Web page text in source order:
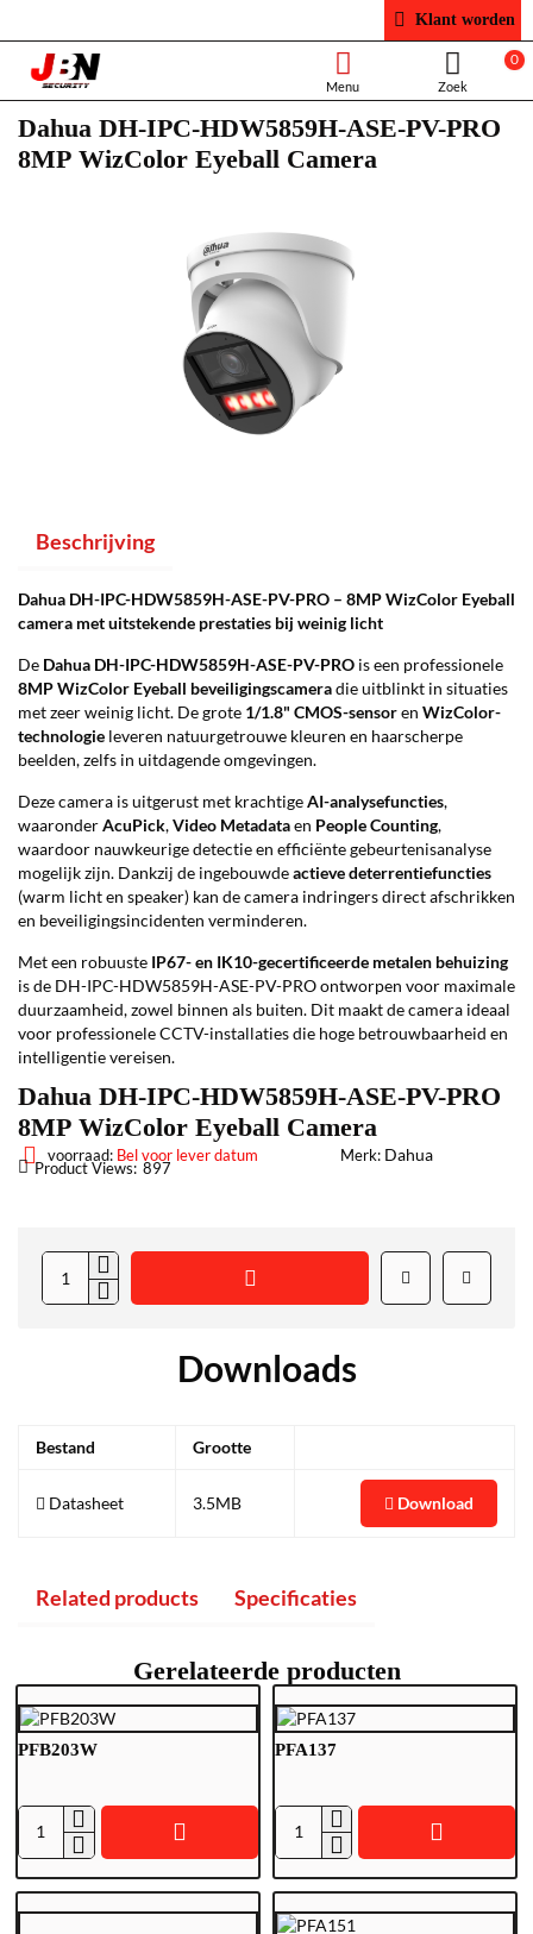
Klant worden
0
Dahua DH-IPC-HDW5859H-ASE-PV-PRO
8MP WizColor Eyeball Camera
Beschrijving
Dahua DH-IPC-HDW5859H-ASE-PV-PRO – 8MP WizColor Eyeball
camera met uitstekende prestaties bij weinig licht
De Dahua DH-IPC-HDW5859H-ASE-PV-PRO is een professionele
8MP WizColor Eyeball beveiligingscameradie uitblinkt in situaties
met zeer weinig licht. De grote 1/1.8" CMOS-sensoren WizColor-
technologie leveren natuurgetrouwe kleuren en haarscherpe
beelden, zelfs in uitdagende omgevingen.
Deze camera is uitgerust met krachtigeAI-analysefuncties,
waaronderAcuPick,Video Metadataen People Counting,
waardoor nauwkeurige detectie en efficiënte gebeurtenisanalyse
mogelijk zijn. Dankzij de ingebouwdeactieve deterrentiefuncties
(warm licht en speaker) kan de camera indringers direct afschrikken
en beveiligingsincidenten verminderen.
Met een robuuste IP67- en IK10-gecertificeerde metalen behuizing
is de DH-IPC-HDW5859H-ASE-PV-PRO ontworpen voor maximale
duurzaamheid, zowel binnen als buiten. Dit maakt de camera ideaal
voor professionele CCTV-installaties die hoge betrouwbaarheid en
intelligentie vereisen.
Dahua DH-IPC-HDW5859H-ASE-PV-PRO
8MP WizColor Eyeball Camera
voorraad: Bel voor lever datum Merk: Dahua
Product Views: 897
Downloads
Bestand Grootte
Datasheet 3.5MB Download
Related products Specificaties
Gerelateerde producten
PFB203W
B
2
PFA137
A
1